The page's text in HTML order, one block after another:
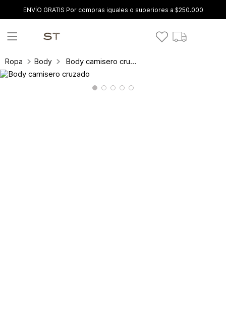
ENVÍO GRATIS Por compras iguales o superiores a $250.000
Ropa Body Body camisero cruzado